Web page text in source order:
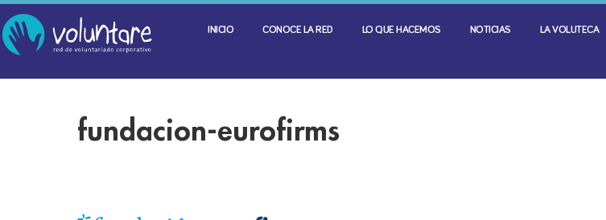
INICIO CONOCE LA RED LO QUE HACEMOS NOTICIAS LA VOLUTECA
fundacion-eurofirms